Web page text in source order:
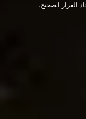
القرار الصحيح.